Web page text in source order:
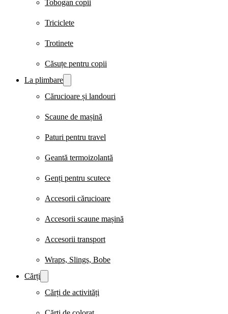
Tobogan copii
Triciclete
Trotinete
Căsuțe pentru copii
La plimbare
Cărucioare și landouri
Scaune de mașină
Paturi pentru travel
Geantă termoizolantă
Genți pentru scutece
Accesorii cărucioare
Accesorii scaune mașină
Accesorii transport
Wraps, Slings, Bobe
Cărți
Cărți de activități